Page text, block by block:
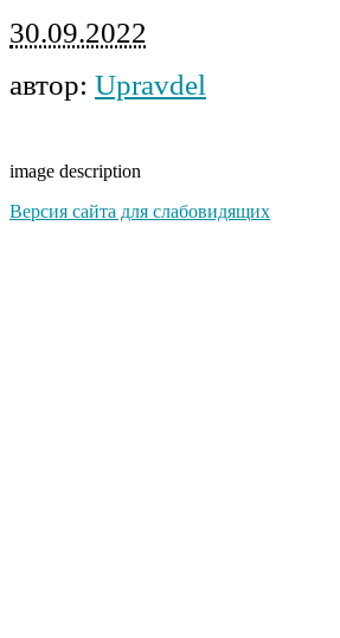
30.09.2022
автор: Upravdel
image description
Версия сайта для слабовидящих